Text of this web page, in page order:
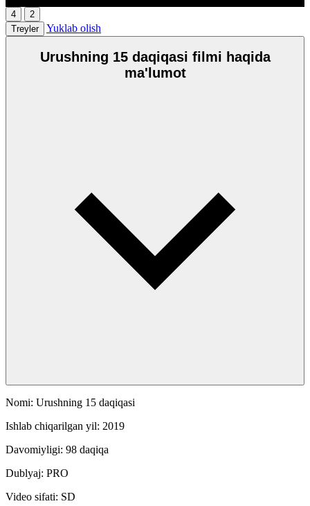
4
2
Treyler
Yuklab olish
Urushning 15 daqiqasi filmi haqida
ma'lumot
Nomi: Urushning 15 daqiqasi
Ishlab chiqarilgan yil: 2019
Davomiyligi: 98 daqiqa
Dublyaj: PRO
Video sifati: SD